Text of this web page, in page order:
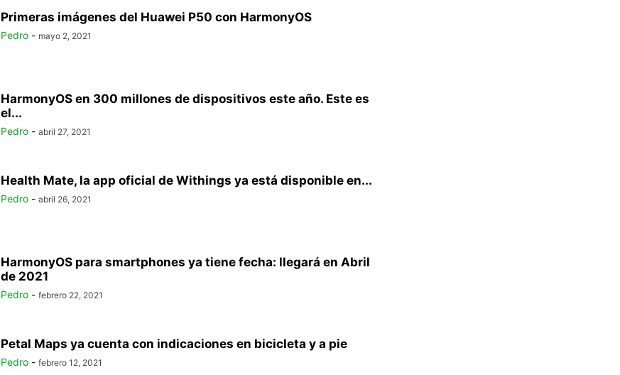
Primeras imágenes del Huawei P50 con HarmonyOS
Pedro - mayo 2, 2021
HarmonyOS en 300 millones de dispositivos este año. Este es
el...
Pedro - abril 27, 2021
Health Mate, la app oficial de Withings ya está disponible en...
Pedro - abril 26, 2021
HarmonyOS para smartphones ya tiene fecha: llegará en Abril
de 2021
Pedro - febrero 22, 2021
Petal Maps ya cuenta con indicaciones en bicicleta y a pie
Pedro - febrero 12, 2021